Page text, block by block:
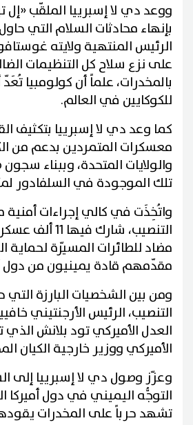
ووعد دي لا إسبرييا الملقّب «إل
بإنهاء محادثات السلام التي
الرئيس المنتهية ولايته
على نزع سلاح كل التنظيمات
بالمخدرات، علماً أن كولومبيا
للكوكايين في العالم.
كما وعد دي لا إسبرييا بتكثيف
معسكرات المتمردين بدعم من
والولايات المتحدة، وببناء
تلك الموجودة في السلفادور
واتُخِذَت في كالي إجراءات
التنصيب، شارك
مضاد للطائرات المسيّرة
مقدّمهم قادة يمينيون من دول
ومن بين الشخصيات البارزة
التنصيب، الرئيس الأرجنتيني
العدل الأميركي تود بلانش
الأميركي ووزير خارجية الكيان
وعزّز وصول دي لا إسبرييا إلى
التوجُّه اليميني في دول أميركا
تشهد حرباً على المخدرات